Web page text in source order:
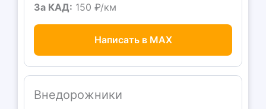
За КАД: 150 ₽/км
Написать в MAX
Внедорожники